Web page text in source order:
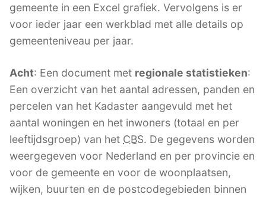
gemeente in een Excel grafiek. Vervolgens is er
voor ieder jaar een werkblad met alle details op
gemeenteniveau per jaar.
Acht: Een document met regionale statistieken:
Een overzicht van het aantal adressen, panden en
percelen van het Kadaster aangevuld met het
aantal woningen en het inwoners (totaal en per
leeftijdsgroep) van het CBS. De gegevens worden
weergegeven voor Nederland en per provincie en
voor de gemeente en voor de woonplaatsen,
wijken, buurten en de postcodegebieden binnen